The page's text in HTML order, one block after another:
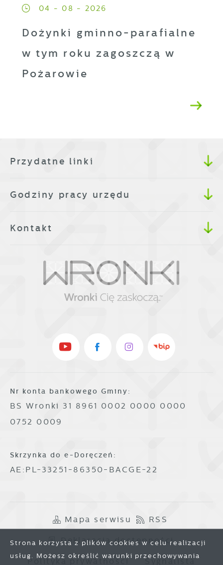
04 - 08 - 2026
Dożynki gminno-parafialne
w tym roku zagoszczą w
Pożarowie
Przydatne linki
Godziny pracy urzędu
Kontakt
Nr konta bankowego Gminy:
BS Wronki 31 8961 0002 0000 0000
0752 0009
Skrzynka do e-Doręczeń:
AE:PL-33251-86350-BACGE-22
Mapa serwisu RSS
Deklaracja dostępności
Polityka prywatności Sygnalista
Strona korzysta z plików cookies w celu realizacji
usług. Możesz określić warunki przechowywania